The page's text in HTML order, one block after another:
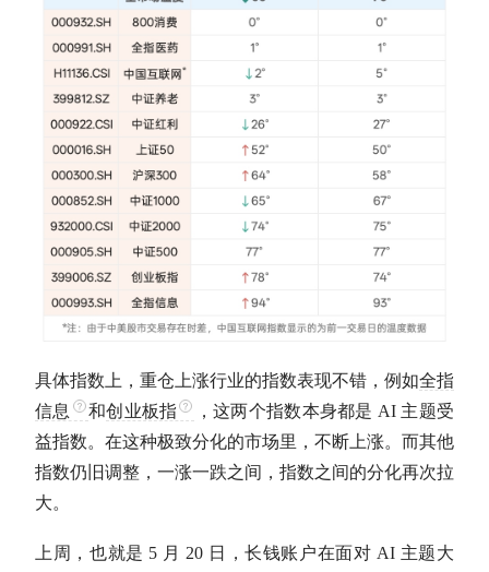
具体指数上，重仓上涨行业的指数表现不错，例如全指
信息
和创业板指
，这两个指数本身都是 AI 主题受
益指数。在这种极致分化的市场里，不断上涨。而其他
指数仍旧调整，一涨一跌之间，指数之间的分化再次拉
大。
上周，也就是 5 月 20 日，长钱账户在面对 AI 主题大